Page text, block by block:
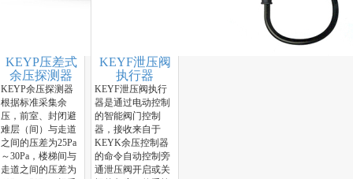
KEYP压差式
余压探测器
KEYP余压探测器
根据标准采集余
压，前室、封闭避
难层（间）与走道
之间的压差为25Pa
～30Pa，楼梯间与
走道之间的压差为
KEYF泄压阀
执行器
KEYF泄压阀执行
器是通过电动控制
的智能阀门控制
器，接收来自于
KEYK余压控制器
的命令自动控制旁
通泄压阀开启或关